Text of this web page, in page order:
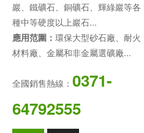
巖、鐵礦石、銅礦石、輝綠巖等各
種中等硬度以上巖石...
應用范圍： 環保大型砂石廠、耐火
材料廠、金屬和非金屬選礦廠...
全國銷售熱線： 0371-
64792555